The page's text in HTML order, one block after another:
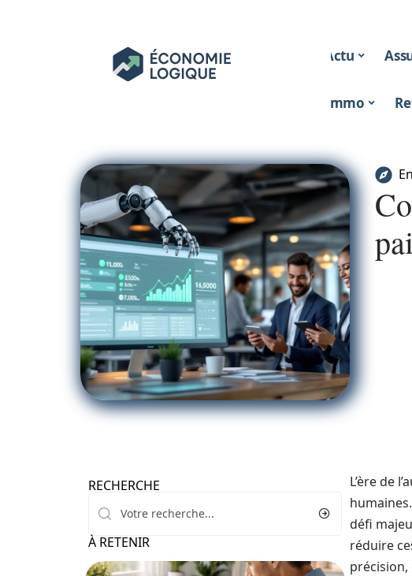
Actu
Immo
RECHERCHE
À RETENIR
L’ère de
défi
réduire
précision,